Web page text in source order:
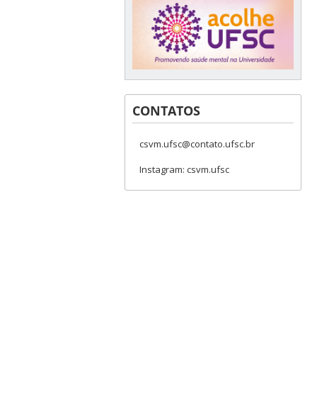
CONTATOS
csvm.ufsc@contato.ufsc.br
Instagram: csvm.ufsc